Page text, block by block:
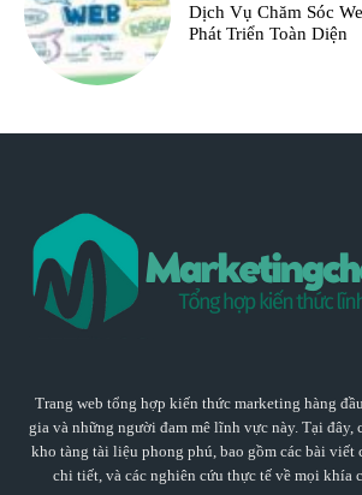
Dịch Vụ Chăm Sóc
Phát Triển Toàn Diện
Trang web tổng hợp kiến thức marketing hàng
gia và những người đam mê lĩnh vực này. Tại đây,
kho tàng tài liệu phong phú, bao gồm các bài viết
chi tiết, và các nghiên cứu thực tế về mọi khía